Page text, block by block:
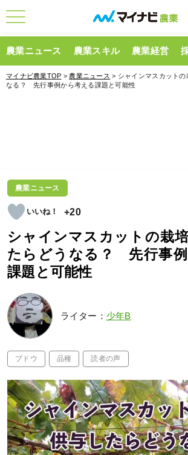
農業ニュース 農業スキル 農業経営
マイナビ農業TOP > 農業ニュース > シャインマスカットの
なる？ 先行事例から考える課題と可能性
農業ニュース
+20
シャインマスカットの栽
たらどうなる？ 先行事
課題と可能性
ライター： 少年B
ブドウ 品種 読者の声